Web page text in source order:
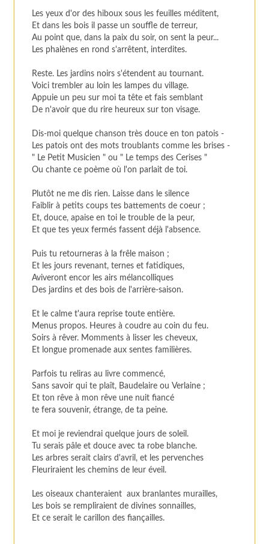
Les yeux d'or des hiboux sous les feuilles méditent,
Et dans les bois il passe un souffle de terreur,
Au point que, dans la paix du soir, on sent la peur...
Les phalènes en rond s'arrêtent, interdites.
Reste. Les jardins noirs s'étendent au tournant.
Voici trembler au loin les lampes du village.
Appuie un peu sur moi ta tête et fais semblant
De n'avoir que du rire heureux sur ton visage.
Dis-moi quelque chanson très douce en ton patois -
Les patois ont des mots troublants comme les brises -
" Le Petit Musicien " ou " Le temps des Cerises "
Ou chante ce poème où l'on parlait de toi.
Plutôt ne me dis rien. Laisse dans le silence
Faiblir à petits coups tes battements de coeur ;
Et, douce, apaise en toi le trouble de la peur,
Et que tes yeux fermés fassent déjà l'absence.
Puis tu retourneras à la frêle maison ;
Et les jours revenant, ternes et fatidiques,
Aviveront encor les airs mélancolliques
Des jardins et des bois de l'arrière-saison.
Et le calme t'aura reprise toute entière.
Menus propos. Heures à coudre au coin du feu.
Soirs à rêver. Momments à lisser les cheveux,
Et longue promenade aux sentes familières.
Parfois tu reliras au livre commencé,
Sans savoir qui te plaît, Baudelaire ou Verlaine ;
Et ton rêve à mon rêve une nuit fiancé
te fera souvenir, étrange, de ta peine.
Et moi je reviendrai quelque jours de soleil.
Tu serais pâle et douce avec ta robe blanche.
Les arbres serait clairs d'avril, et les pervenches
Fleuriraient les chemins de leur éveil.
Les oiseaux chanteraient aux branlantes murailles,
Les bois se rempliraient de divines sonnailles,
Et ce serait le carillon des fiançailles.